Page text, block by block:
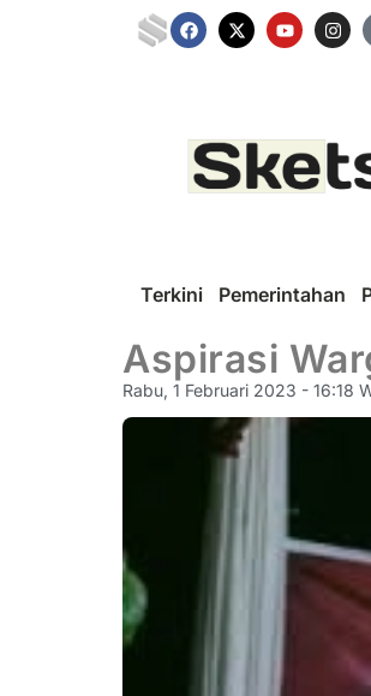
Terkini Pemerintahan
Aspirasi
Rabu, 1 Februari 2023 - 16:18